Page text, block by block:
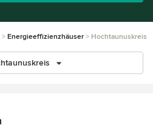
Energieeffizienzhäuser Hochtaunuskreis